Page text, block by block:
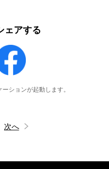
ェアする
ションが起動します。
次へ